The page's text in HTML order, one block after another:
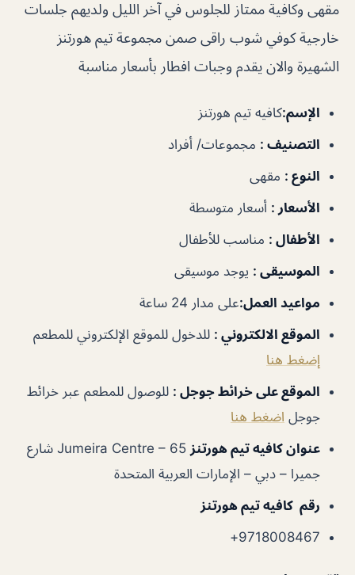
مقهى وكافية ممتاز للجلوس في آخر الليل ولديهم جلسات
خارجية كوفي شوب راقى صمن مجموعة تيم هورتنز
الشهيرة والان يقدم وجبات افطار بأسعار مناسبة
الإسم:كافيه تيم هورتنز
التصنيف : مجموعات/ أفراد
النوع : مقهى
الأسعار : أسعار متوسطة
الأطفال : مناسب للأطفال
الموسيقى : يوجد موسيقى
مواعيد العمل:على مدار 24 ساعة
الموقع الالكتروني : للدخول للموقع الإلكتروني للمطعم
إضغط هنا
الموقع على خرائط جوجل : للوصول للمطعم عبر خرائط
جوجل اضغط هنا
عنوان كافيه تيم هورتنز
Jumeira Centre – 65 شارع
جميرا – دبي – الإمارات العربية المتحدة
رقم كافيه تيم هورتنز
9718008467+